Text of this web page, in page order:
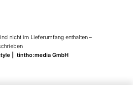
nicht im Lieferumfang enthalten –
| tintho:media GmbH